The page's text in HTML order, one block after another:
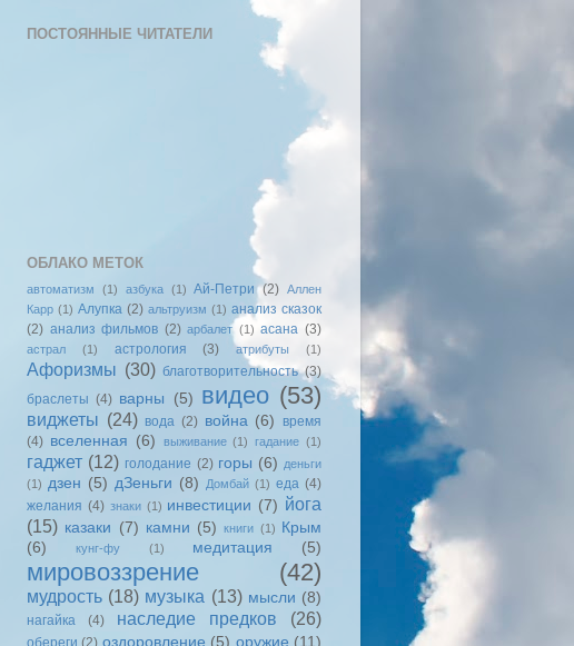
ПОСТОЯННЫЕ ЧИТАТЕЛИ
ОБЛАКО МЕТОК
автоматизм (1) азбука (1) Ай-Петри (2) Аллен
Карр (1) Алупка (2) альтруизм (1) анализ сказок
(2) анализ фильмов (2) арбалет (1) асана (3)
астрал (1) астрология (3) атрибуты (1)
Афоризмы (30) благотворительность (3)
браслеты (4) варны (5) видео (53)
виджеты (24) вода (2) война (6)
время
(4) вселенная (6) выживание (1) гадание (1)
гаджет (12) голодание (2) горы (6) деньги
(1) дзен (5) дЗеньги (8) Домбай (1) еда (4)
желания (4) знаки (1) инвестиции (7) йога
(15) казаки (7) камни (5) книги (1) Крым
(6)
кунг-фу (1) медитация (5)
мировоззрение (42)
мудрость (18) музыка (13) мысли (8)
нагайка (4) наследие предков (26)
обереги (2) оздоровление (5) оружие (11)